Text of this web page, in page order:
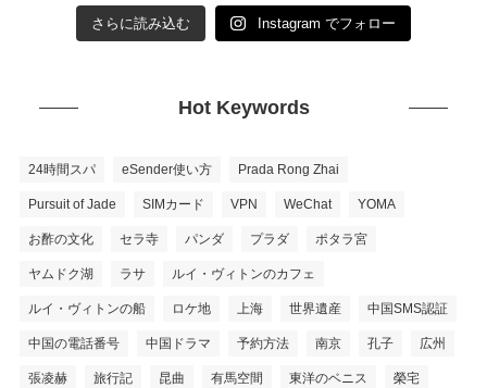
さらに読み込む Instagram でフォロー
Hot Keywords
24時間スパ eSender使い方 Prada Rong Zhai
Pursuit of Jade SIMカード VPN WeChat YOMA
お酢の文化 セラ寺 パンダ プラダ ポタラ宮
ヤムドク湖 ラサ ルイ・ヴィトンのカフェ
ルイ・ヴィトンの船 ロケ地 上海 世界遺産 中国SMS認証
中国の電話番号 中国ドラマ 予約方法 南京 孔子 広州
張凌赫 旅行記 昆曲 有馬空間 東洋のベニス 榮宅